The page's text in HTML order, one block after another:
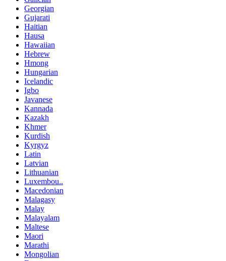
Georgian
Gujarati
Haitian
Hausa
Hawaiian
Hebrew
Hmong
Hungarian
Icelandic
Igbo
Javanese
Kannada
Kazakh
Khmer
Kurdish
Kyrgyz
Latin
Latvian
Lithuanian
Luxembou..
Macedonian
Malagasy
Malay
Malayalam
Maltese
Maori
Marathi
Mongolian